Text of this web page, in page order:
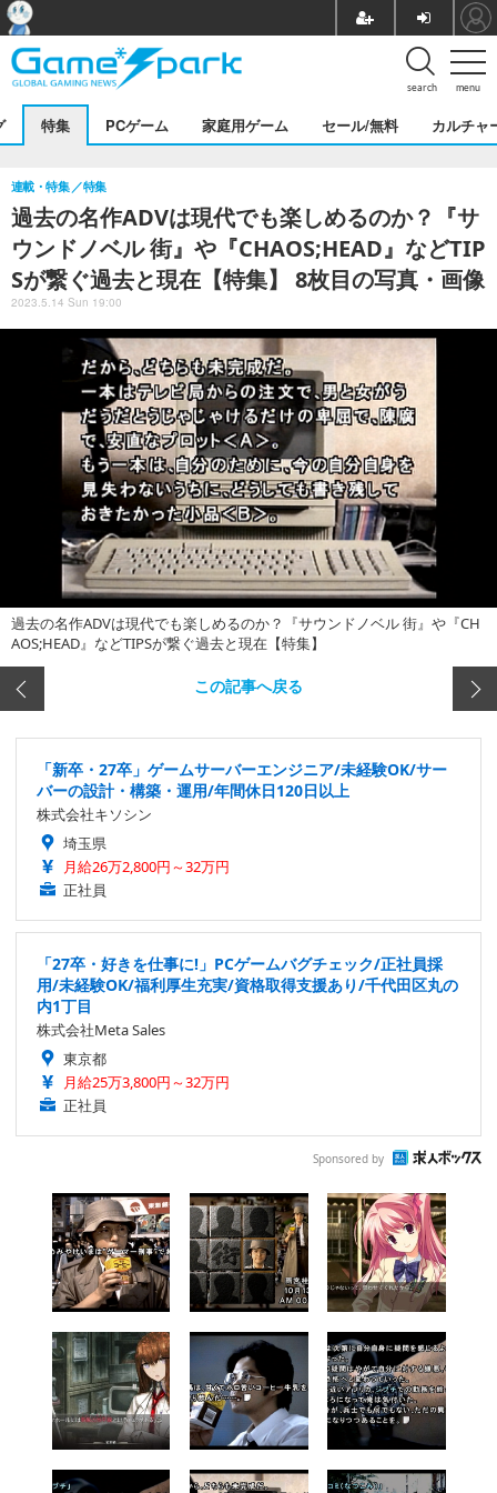
menu
search
特集 PCゲーム 家庭用ゲーム セール/無料 カルチャ
過去の名作ADVは現代でも楽しめるのか？『サ
ウンドノベル 街』や『CHAOS;HEAD』などTIP
Sが繋ぐ過去と現在【特集】 8枚目の写真・画像
連載・特集 特集
2023.5.14 Sun 19:00
過去の名作ADVは現代でも楽しめるのか？『サウンドノベル 街』や『CH
AOS;HEAD』などTIPSが繋ぐ過去と現在【特集】
この記事へ戻る
「新卒・27卒」ゲームサーバーエンジニア/未経験OK/サー
バーの設計・構築・運用/年間休日120日以上
株式会社キソシン
埼玉県
月給26万2,800円～32万円
正社員
「27卒・好きを仕事に!」PCゲームバグチェック/正社員採
用/未経験OK/福利厚生充実/資格取得支援あり/千代田区丸の
内1丁目
株式会社Meta Sales
東京都
月給25万3,800円～32万円
正社員
Sponsored by